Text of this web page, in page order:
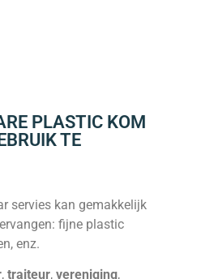
PLASTIC KOM
TE
servies kan gemakkelijk
fijne plastic
enz.
, traiteur, vereniging,